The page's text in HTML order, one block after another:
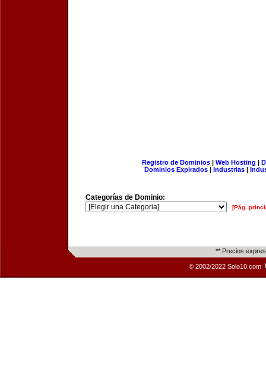
Registro de Dominios| Web Hosting |
Dominios Expirados | Industrias |
Categorías de Dominio:
[Pág.
** Precios
© 2002/2022 Solo10.com